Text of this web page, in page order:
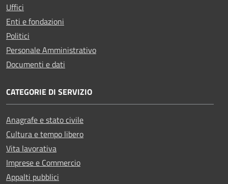
Uffici
Enti e fondazioni
Politici
Personale Amministrativo
Documenti e dati
CATEGORIE DI SERVIZIO
Anagrafe e stato civile
Cultura e tempo libero
Vita lavorativa
Imprese e Commercio
Appalti pubblici